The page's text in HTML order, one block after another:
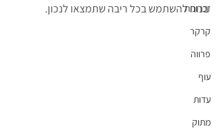
זכרונות
קרקר
פרווה
עוף
עדות
מתוק
בנוח להשתמש בכל ריבה שתמצאו לנכון.